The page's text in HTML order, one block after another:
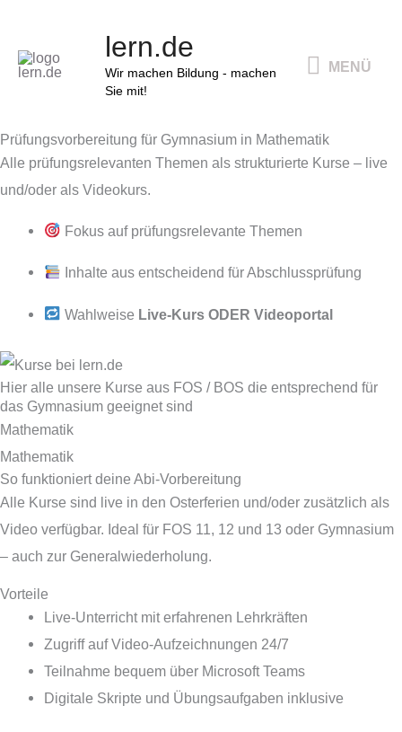
springen
lern.de
Wir machen Bildung - machen
Sie mit!
MENÜ
Prüfungsvorbereitung für Gymnasium in Mathematik
Alle prüfungsrelevanten Themen als strukturierte Kurse – live
und/oder als Videokurs.
Fokus auf prüfungsrelevante Themen
Inhalte aus entscheidend für Abschlussprüfung
Wahlweise Live-Kurs ODER Videoportal
Hier alle unsere Kurse aus FOS / BOS die entsprechend für
das Gymnasium geeignet sind
Mathematik
Mathematik
So funktioniert deine Abi-Vorbereitung
Alle Kurse sind live in den Osterferien und/oder zusätzlich als
Video verfügbar. Ideal für FOS 11, 12 und 13 oder Gymnasium
– auch zur Generalwiederholung.
Vorteile
Live-Unterricht mit erfahrenen Lehrkräften
Zugriff auf Video-Aufzeichnungen 24/7
Teilnahme bequem über Microsoft Teams
Digitale Skripte und Übungsaufgaben inklusive